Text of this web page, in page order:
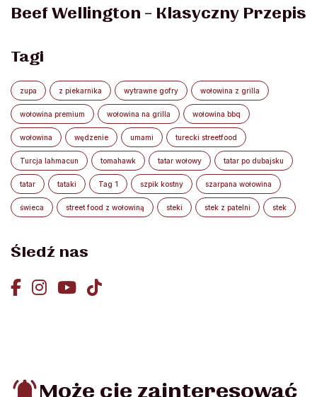
Beef Wellington – Klasyczny Przepis
Tagi
zupa z piekarnika wytrawne gofry wołowina z grilla
wołowina premium wołowina na grilla wołowina bbq
wołowina wędzenie umami turecki streetfood
Turcja lahmacun tomahawk tatar wołowy tatar po dubajsku
tatar tataki Tag 1 szpik kostny szarpana wołowina
świeca street food z wołowiną steki stek z patelni stek
Śledź nas
Może cię zainteresować